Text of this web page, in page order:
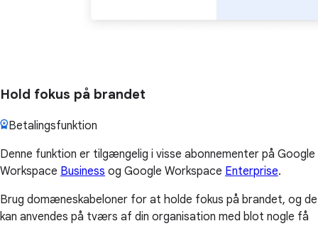
Hold fokus på brandet
Betalingsfunktion
Denne funktion er tilgængelig i visse abonnementer på Google
Workspace Business og Google Workspace Enterprise.
Brug domæneskabeloner for at holde fokus på brandet, og de
kan anvendes på tværs af din organisation med blot nogle få